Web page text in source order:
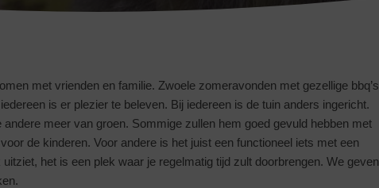
met vrienden en familie. Zwoele zomeravonden met gezellige bbq’s
is er plezier te beleven. Bij iedereen is de tuin anders ingericht.
meer van groen. Sommige zullen hem goed gevuld hebben met
voor de kinderen. Voor andere is het juist een functioneel iets met een
het is een plek waar je regelmatig tijd zult doorbrengen. We geven